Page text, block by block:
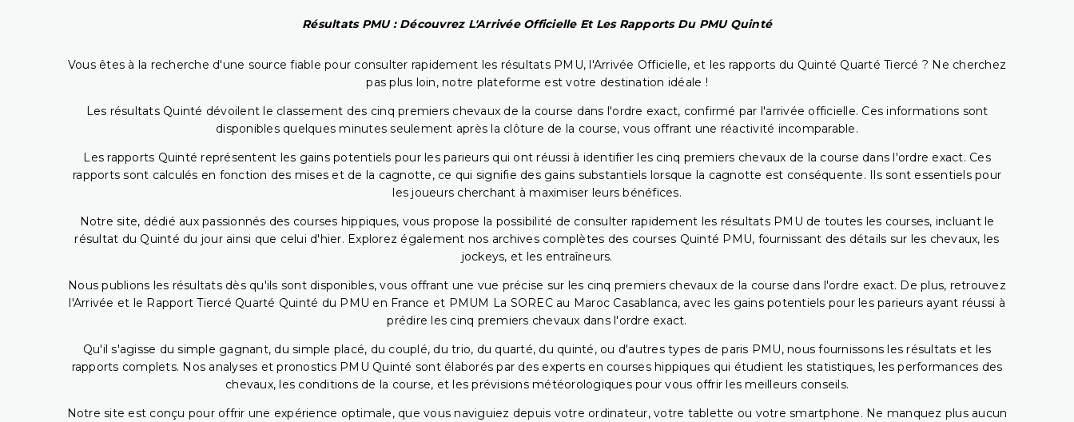
Résultats PMU : Découvrez L'Arrivée Officielle Et Les Rapports Du PMU Quinté
Vous êtes à la recherche d'une source fiable pour consulter rapidement les résultats PMU, l'Arrivée Officielle, et les rapports du Quinté Quarté Tiercé ? Ne cherchez
pas plus loin, notre plateforme est votre destination idéale !
Les résultats Quinté dévoilent le classement des cinq premiers chevaux de la course dans l'ordre exact, confirmé par l'arrivée officielle. Ces informations sont
disponibles quelques minutes seulement après la clôture de la course, vous offrant une réactivité incomparable.
Les rapports Quinté représentent les gains potentiels pour les parieurs qui ont réussi à identifier les cinq premiers chevaux de la course dans l'ordre exact. Ces
rapports sont calculés en fonction des mises et de la cagnotte, ce qui signifie des gains substantiels lorsque la cagnotte est conséquente. Ils sont essentiels pour
les joueurs cherchant à maximiser leurs bénéfices.
Notre site, dédié aux passionnés des courses hippiques, vous propose la possibilité de consulter rapidement les résultats PMU de toutes les courses, incluant le
résultat du Quinté du jour ainsi que celui d'hier. Explorez également nos archives complètes des courses Quinté PMU, fournissant des détails sur les chevaux, les
jockeys, et les entraîneurs.
Nous publions les résultats dès qu'ils sont disponibles, vous offrant une vue précise sur les cinq premiers chevaux de la course dans l'ordre exact. De plus, retrouvez
l'Arrivée et le Rapport Tiercé Quarté Quinté du PMU en France et PMUM La SOREC au Maroc Casablanca, avec les gains potentiels pour les parieurs ayant réussi à
prédire les cinq premiers chevaux dans l'ordre exact.
Qu'il s'agisse du simple gagnant, du simple placé, du couplé, du trio, du quarté, du quinté, ou d'autres types de paris PMU, nous fournissons les résultats et les
rapports complets. Nos analyses et pronostics PMU Quinté sont élaborés par des experts en courses hippiques qui étudient les statistiques, les performances des
chevaux, les conditions de la course, et les prévisions météorologiques pour vous offrir les meilleurs conseils.
Notre site est conçu pour offrir une expérience optimale, que vous naviguiez depuis votre ordinateur, votre tablette ou votre smartphone. Ne manquez plus aucun